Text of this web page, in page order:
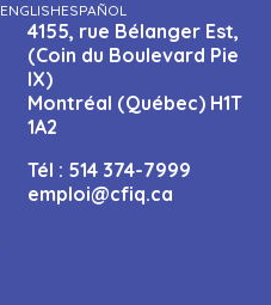
ENGLISHESPAÑOL
4155, rue Bélanger Est,
(Coin du Boulevard Pie
IX)
Montréal (Québec) H1T
1A2
Tél : 514 374-7999
emploi@cfiq.ca